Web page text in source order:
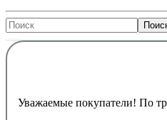
Уважаемые покупатели! По